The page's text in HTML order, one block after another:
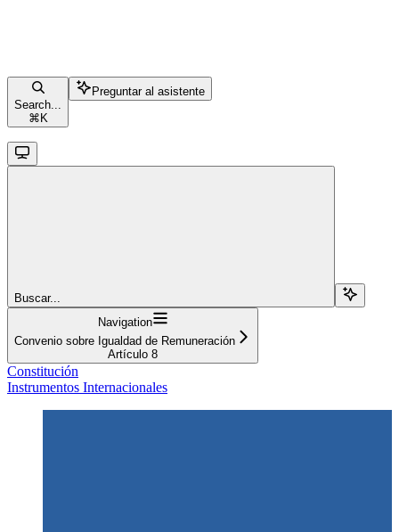
Search...
⌘ K
Preguntar al asistente
Buscar...
Navigation
Convenio sobre Igualdad de Remuneración
Artículo 8
Constitución
Instrumentos Internacionales